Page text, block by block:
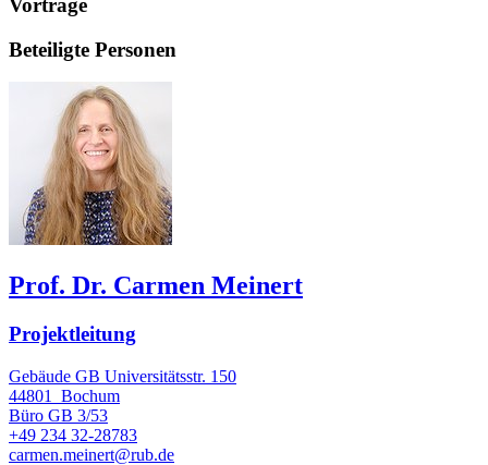
Vorträge
Beteiligte Personen
Prof. Dr. Carmen Meinert
Projektleitung
Gebäude GB Universitätsstr. 150
44801
Bochum
Büro GB 3/53
+49 234 32-28783
carmen.meinert@rub.de